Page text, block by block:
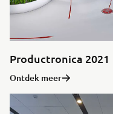
Productronica 2021
Ontdek meer